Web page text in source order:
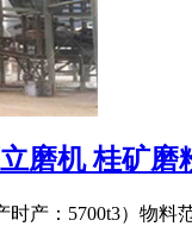
磨机 桂矿磨
时产：5700t3）物